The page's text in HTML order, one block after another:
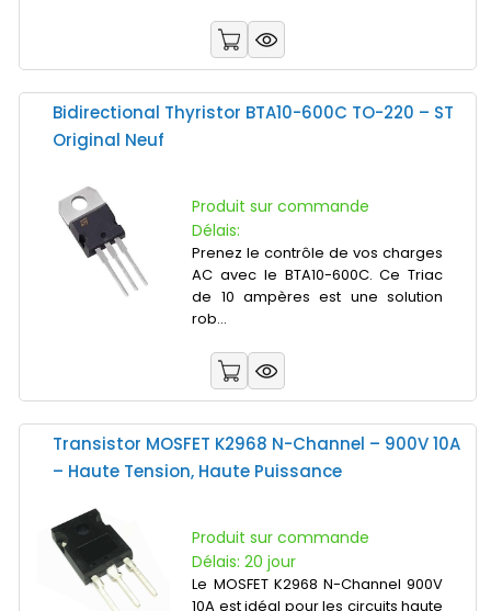
Bidirectional Thyristor BTA10-600C TO-220 – ST
Original Neuf
Produit sur commande
Délais:
Prenez le contrôle de vos charges
AC avec le BTA10-600C. Ce Triac
de 10 ampères est une solution
rob...
Transistor MOSFET K2968 N-Channel – 900V 10A
– Haute Tension, Haute Puissance
Produit sur commande
Délais: 20 jour
Le MOSFET K2968 N-Channel 900V
10A est idéal pour les circuits haute